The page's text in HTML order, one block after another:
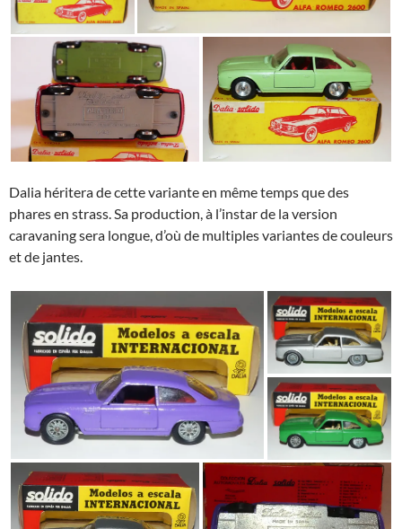
Dalia héritera de cette variante en même temps que des
phares en strass. Sa production, à l’instar de la version
caravaning sera longue, d’où de multiples variantes de couleurs
et de jantes.